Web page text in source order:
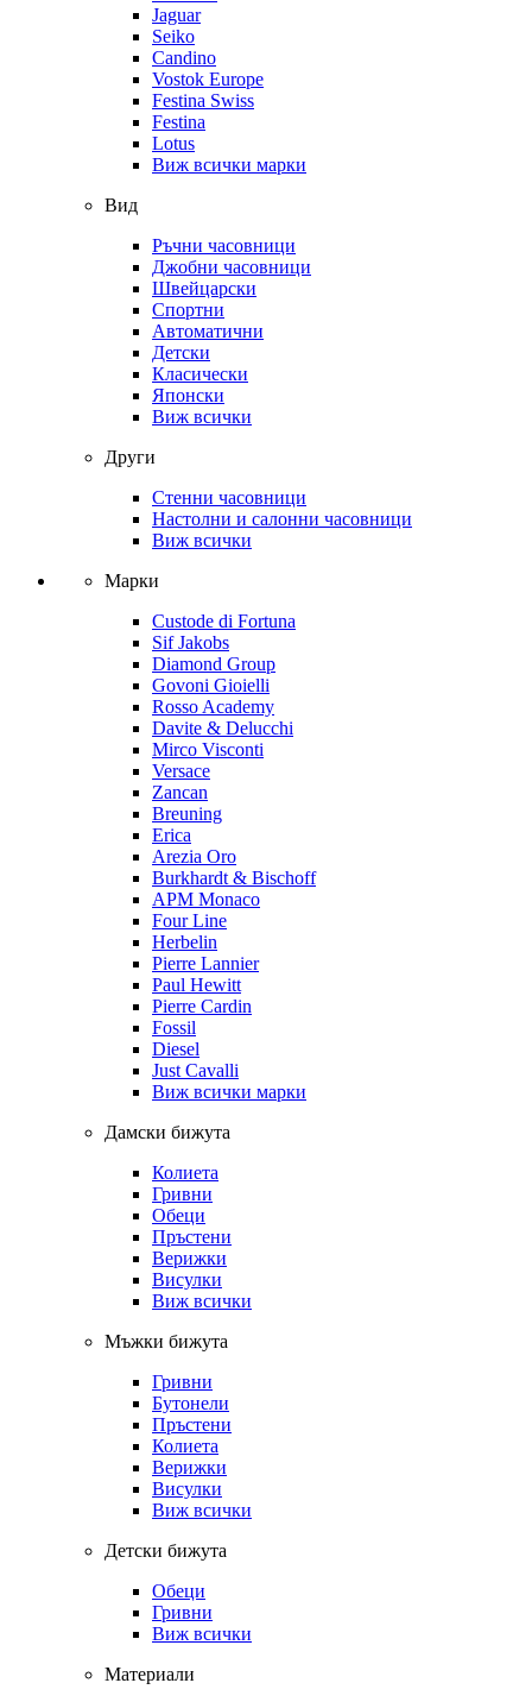
Jaguar
Seiko
Candino
Vostok Europe
Festina Swiss
Festina
Lotus
Виж всички марки
Вид
Ръчни часовници
Джобни часовници
Швейцарски
Спортни
Автоматични
Детски
Класически
Японски
Виж всички
Други
Стенни часовници
Настолни и салонни часовници
Виж всички
Марки
Custode di Fortuna
Sif Jakobs
Diamond Group
Govoni Gioielli
Rosso Academy
Davite & Delucchi
Mirco Visconti
Versace
Zancan
Breuning
Erica
Arezia Oro
Burkhardt & Bischoff
APM Monaco
Four Line
Herbelin
Pierre Lannier
Paul Hewitt
Pierre Cardin
Fossil
Diesel
Just Cavalli
Виж всички марки
Дамски бижута
Колиета
Гривни
Обеци
Пръстени
Верижки
Висулки
Виж всички
Мъжки бижута
Гривни
Бутонели
Пръстени
Колиета
Верижки
Висулки
Виж всички
Детски бижута
Обеци
Гривни
Виж всички
Материали